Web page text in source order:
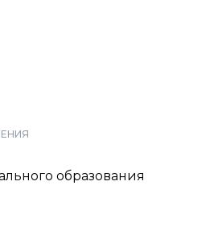
образования